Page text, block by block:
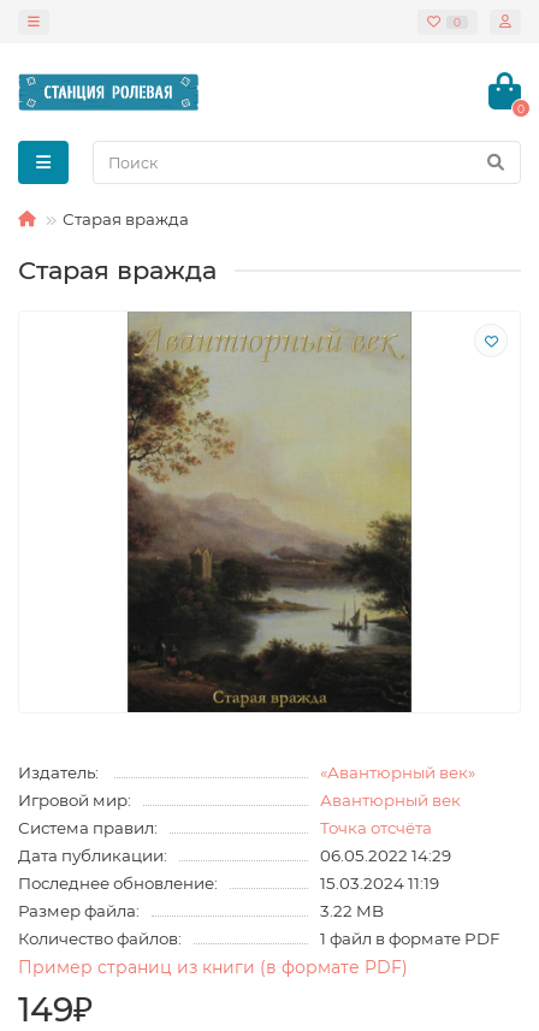
0
0
Старая вражда
Старая вражда
Издатель:
«Авантюрный век»
Игровой мир:
Авантюрный век
Система правил:
Точка отсчёта
Дата публикации:
06.05.2022 14:29
Последнее обновление:
15.03.2024 11:19
Размер файла:
3.22 MB
Количество файлов:
1 файл в формате PDF
Пример страниц из книги (в формате PDF)
149₽